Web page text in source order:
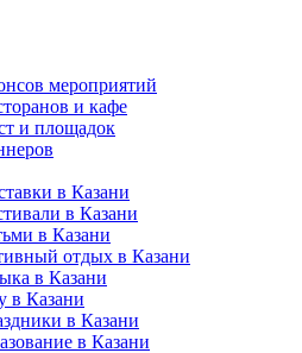
мероприятий
и кафе
и площадок
в Казани
в Казани
в Казани
отдых в Казани
в Казани
в Казани
в Казани
в Казани